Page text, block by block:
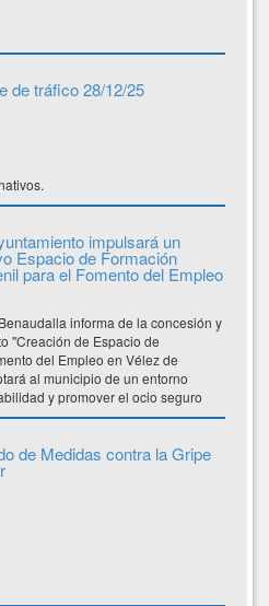
de tráfico 28/12/25
impulsará un
Espacio de Formación
para el Fomento del Empleo
informa de la concesión y
"Creación de Espacio de
del Empleo en Vélez de
al municipio de un entorno
y promover el ocio seguro
y la juventud local.
de Medidas contra la Gripe